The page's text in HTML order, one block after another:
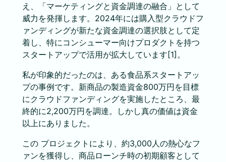
え、「マーケティングと資金調達の融合」として
威力を発揮します。2024年には購入型クラウドフ
ァンディングが新たな資金調達の選択肢として定
着し、特にコンシューマー向けプロダクトを持つ
スタートアップで活用が拡大しています[1]。
私が印象的だったのは、ある食品系スタートアッ
プの事例です。新商品の製造資金800万円を目標
にクラウドファンディングを実施したところ、最
終的に2,200万円を調達。しかし真の価値は資金
以上にありました。
この プロジェクトにより、約3,000人の熱心なフ
ァンを獲得し、商品ローンチ時の初期顧客として